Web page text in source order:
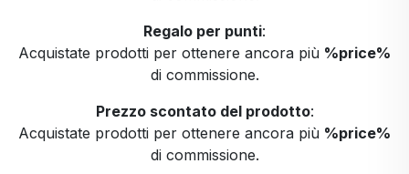
Regalo per punti:
Acquistate prodotti per ottenere ancora più %price%
di commissione.
Prezzo scontato del prodotto:
Acquistate prodotti per ottenere ancora più %price%
di commissione.